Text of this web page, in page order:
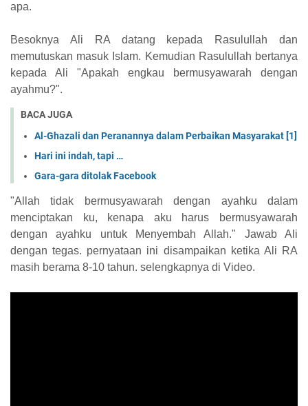
apa.
Besoknya Ali RA datang kepada Rasulullah dan
memutuskan masuk Islam. Kemudian Rasulullah bertanya
kepada Ali "Apakah engkau bermusyawarah dengan
ayahmu?".
BACA JUGA
Al-Ghazali dan Peranannya dalam Perbaikan Masyarakat [1]
Hari ini indah, tapi …
Gara-gara ditolak Facebook
"Allah tidak bermusyawarah dengan ayahku dalam
menciptakan ku, kenapa aku harus bermusyawarah
dengan ayahku untuk Menyembah Allah." Jawab Ali
dengan tegas. pernyataan ini disampaikan ketika Ali RA
masih berama 8-10 tahun. selengkapnya di Video.